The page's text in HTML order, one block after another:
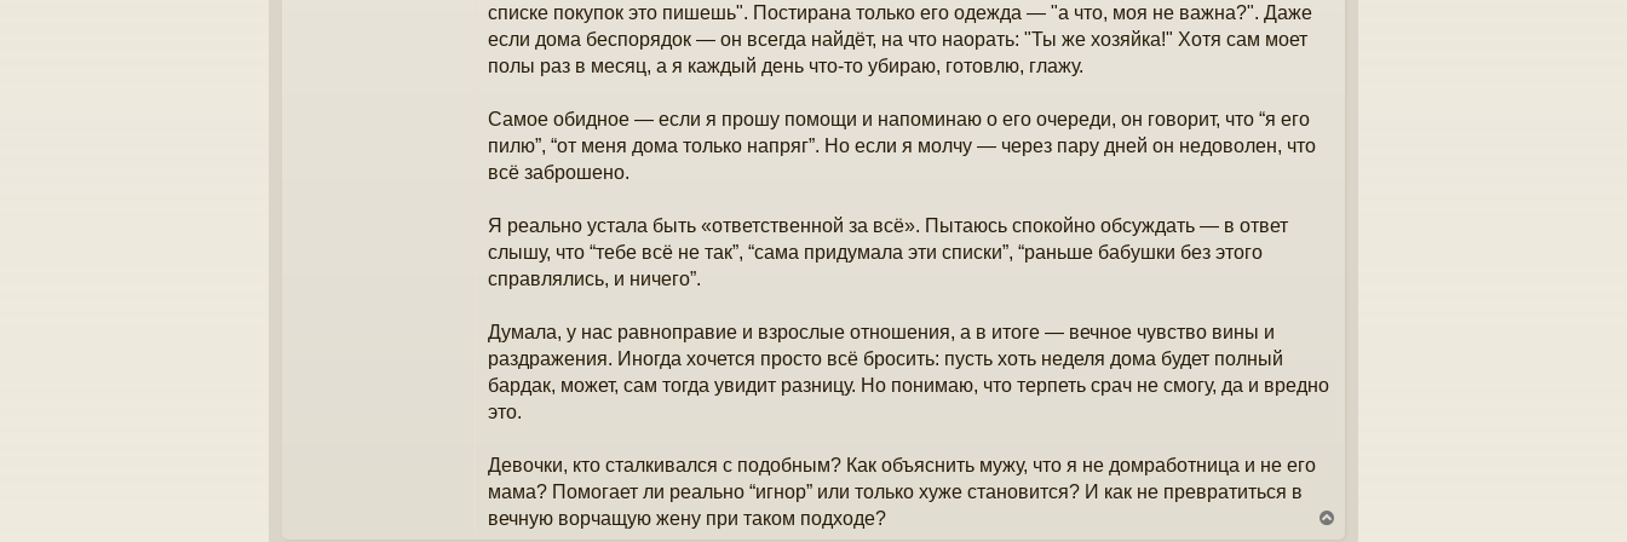
списке покупок это пишешь". Постирана только его одежда — "а что, моя не важна?". Даже
если дома беспорядок — он всегда найдёт, на что наорать: "Ты же хозяйка!" Хотя сам моет
полы раз в месяц, а я каждый день что-то убираю, готовлю, глажу.
Самое обидное — если я прошу помощи и напоминаю о его очереди, он говорит, что “я его
пилю”, “от меня дома только напряг”. Но если я молчу — через пару дней он недоволен, что
всё заброшено.
Я реально устала быть «ответственной за всё». Пытаюсь спокойно обсуждать — в ответ
слышу, что “тебе всё не так”, “сама придумала эти списки”, “раньше бабушки без этого
справлялись, и ничего”.
Думала, у нас равноправие и взрослые отношения, а в итоге — вечное чувство вины и
раздражения. Иногда хочется просто всё бросить: пусть хоть неделя дома будет полный
бардак, может, сам тогда увидит разницу. Но понимаю, что терпеть срач не смогу, да и вредно
это.
Девочки, кто сталкивался с подобным? Как объяснить мужу, что я не домработница и не его
мама? Помогает ли реально “игнор” или только хуже становится? И как не превратиться в
вечную ворчащую жену при таком подходе?